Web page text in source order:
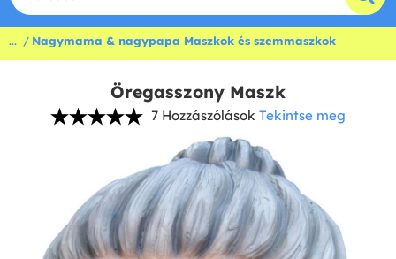
... Nagymama & nagypapa Maszkok és szemmaszkok
Öregasszony Maszk
7 Hozzászólások Tekintse meg